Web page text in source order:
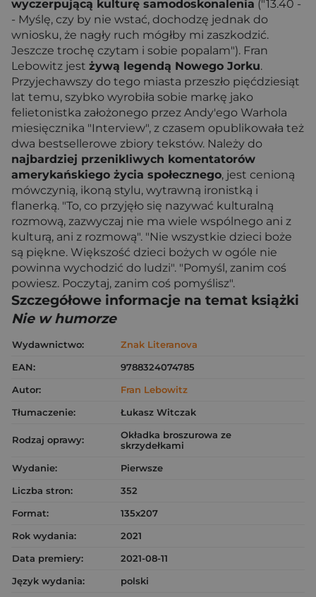
wyczerpującą kulturę samodoskonalenia ("13.40 -
- Myślę, czy by nie wstać, dochodzę jednak do
wniosku, że nagły ruch mógłby mi zaszkodzić.
Jeszcze trochę czytam i sobie popalam"). Fran
Lebowitz jest żywą legendą Nowego Jorku.
Przyjechawszy do tego miasta przeszło pięćdziesiąt
lat temu, szybko wyrobiła sobie markę jako
felietonistka założonego przez Andy'ego Warhola
miesięcznika "Interview", z czasem opublikowała też
dwa bestsellerowe zbiory tekstów. Należy do
najbardziej przenikliwych komentatorów
amerykańskiego życia społecznego, jest cenioną
mówczynią, ikoną stylu, wytrawną ironistką i
flanerką. "To, co przyjęło się nazywać kulturalną
rozmową, zazwyczaj nie ma wiele wspólnego ani z
kulturą, ani z rozmową". "Nie wszystkie dzieci boże
są piękne. Większość dzieci bożych w ogóle nie
powinna wychodzić do ludzi". "Pomyśl, zanim coś
powiesz. Poczytaj, zanim coś pomyślisz".
Szczegółowe informacje na temat książki
Nie w humorze
Wydawnictwo:
Znak Literanova
EAN:
9788324074785
Autor:
Fran Lebowitz
Tłumaczenie:
Łukasz Witczak
Rodzaj oprawy:
Okładka broszurowa ze
skrzydełkami
Wydanie:
Pierwsze
Liczba stron:
352
Format:
135x207
Rok wydania:
2021
Data premiery:
2021-08-11
Język wydania:
polski